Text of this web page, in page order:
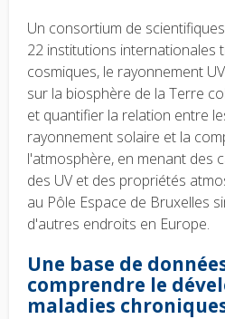
Un consortium de
22 institutions internationales
cosmiques, le rayonnement
sur la biosphère de la Terre
et quantifier la relation entre
rayonnement solaire et la
l'atmosphère, en menant des
des UV et des propriétés
au Pôle Espace de Bruxelles
d'autres endroits en Europe.
Une base de
comprendre le
maladies